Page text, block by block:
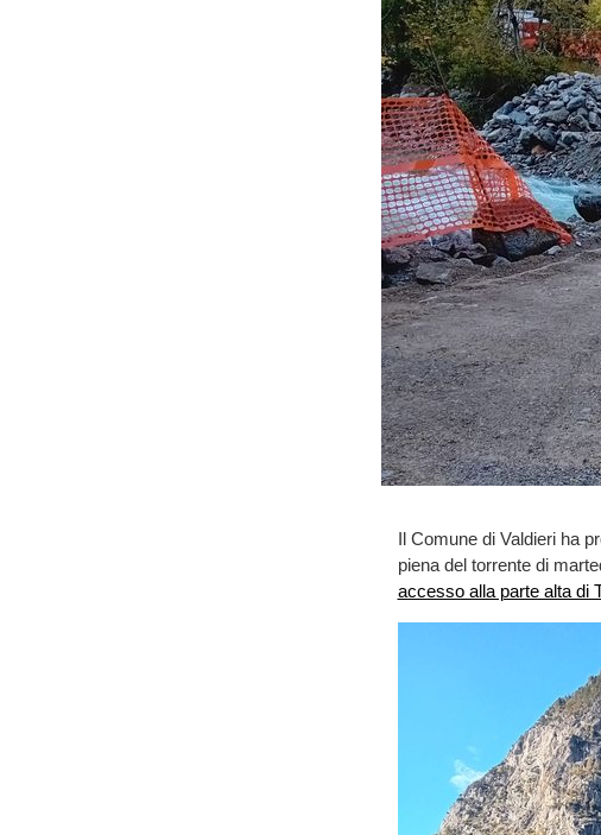
Il Comune di Valdieri ha
piena del torrente di
accesso alla parte alta di